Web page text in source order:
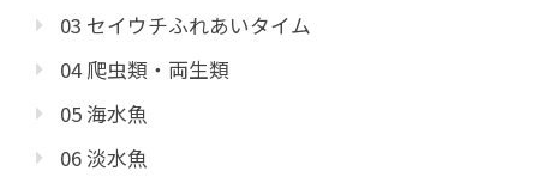
03 セイウチふれあいタイム
04 爬虫類・両生類
05 海水魚
06 淡水魚